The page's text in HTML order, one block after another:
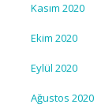
Kasım 2020
Ekim 2020
Eylül 2020
Ağustos 2020